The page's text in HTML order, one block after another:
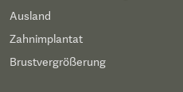
Ausland
Zahnimplantat
Brustvergrößerung